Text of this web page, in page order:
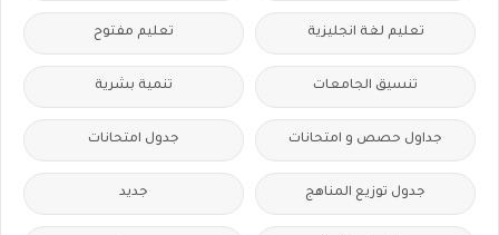
تعليم لغة انجليزية تعليم مفتوح
تنسيق الجامعات تنمية بشرية
جداول حصص و امتحانات جدول امتحانات
جدول توزيع المناهج جديد